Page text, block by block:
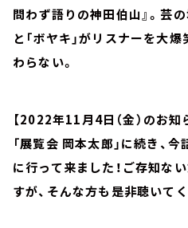
問わず語りの神田伯山』。芸
と「ボヤキ」がリスナーを大
わらない。
【2022年11月4日（金）のお知
「展覧会 岡本太郎」に続き、
に行って来ました！ご存知な
すが、そんな方も是非聴いてく